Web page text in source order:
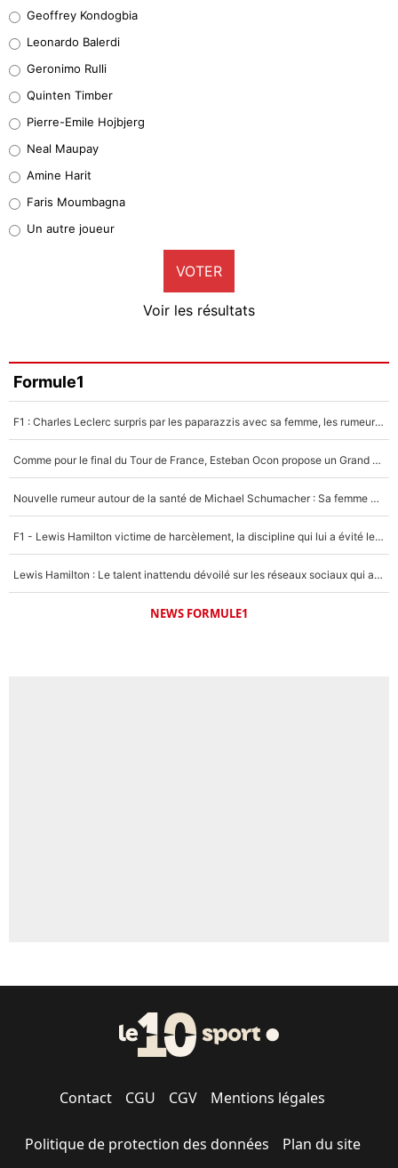
38%
32%
4%
1%
9%
Faris Moumbagna
5%
Un autre joueur
5%
Geoffrey Kondogbia
Leonardo Balerdi
Geronimo Rulli
Quinten Timber
Pierre-Emile Hojbjerg
Neal Maupay
Amine Harit
Faris Moumbagna
Un autre joueur
VOTER
Voir les résultats
Formule1
F1 : Charles Leclerc surpris par les paparazzis avec sa femme, les rumeurs étaient vraies !
Comme pour le final du Tour de France, Esteban Ocon propose un Grand Prix de Formule 1 à Paris : «Autour de l’Arc de Triomphe, ce serait génial» !
Nouvelle rumeur autour de la santé de Michael Schumacher : Sa femme Corinna sort du silence
F1 - Lewis Hamilton victime de harcèlement, la discipline qui lui a évité le pire : «J'aurais probablement mal tourné»
Lewis Hamilton : Le talent inattendu dévoilé sur les réseaux sociaux qui a impressionné Kim Kardashian pendant leurs vacances en amoureux !
NEWS FORMULE1
Contact CGU CGV Mentions légales
Politique de protection des données Plan du site